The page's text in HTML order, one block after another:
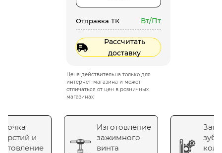
Отправка ТК Вт/Пт
Рассчитать
доставку
Цена действительна только для
интернет-магазина и может
отличаться от цен в розничных
магазинах
и
Изготовление
зажимного
винта